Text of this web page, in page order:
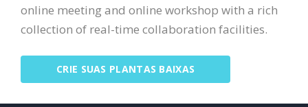
online meeting and online workshop with a rich
collection of real-time collaboration facilities.
CRIE SUAS PLANTAS BAIXAS